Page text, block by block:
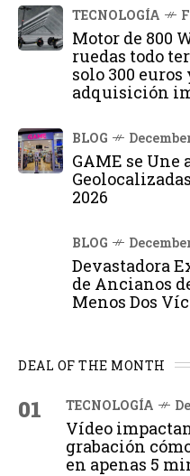
TECNOLOGÍA
Motor de 800
ruedas todo
solo 300
adquisición
BLOG
GAME se Une
2026
BLOG
Devastadora
de Ancianos
Menos Dos
DEAL OF THE MONTH
01 TECNOLOGÍA
Vídeo
grabación
en apenas 5